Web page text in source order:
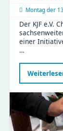
Montag der
Der KJF e.V.
einer
…